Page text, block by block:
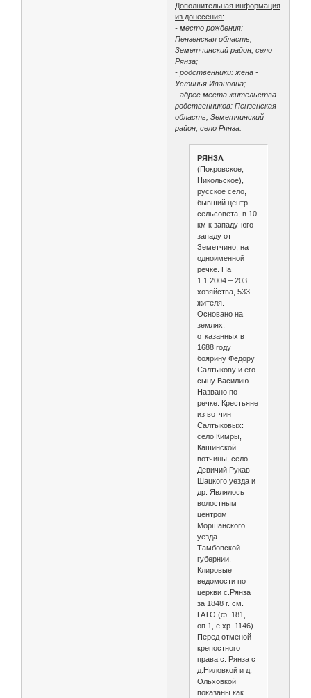
Дополнительная информация
из донесения:
- место рождения:
Пензенская область,
Земетчинский район, село
Рянза;
- родственники: жена -
Устинья Ивановна;
- адрес места жительства
родственников: Пензенская
область, Земетчинский
район, село Рянза.
РЯНЗА
(Покровское,
Никольское),
русское село,
бывший центр
сельсовета, в 10
км к западу-юго-
западу от
Земетчино, на
одноименной
речке. На
1.1.2004 – 203
хозяйства, 533
жителя.
Основано на
землях,
отказанных в
1688 году
боярину Федору
Салтыкову и его
сыну Василию.
Названо по
речке. Крестьяне
из вотчин
Салтыковых:
село Кимры,
Кашинской
вотчины, село
Девичий Рукав
Шацкого уезда и
др. Являлось
волостным
центром
Моршанского
уезда
Тамбовской
губернии.
Клировые
ведомости по
церкви с.Рянза
за 1848 г. см.
ГАТО (ф. 181,
оп.1, е.хр. 1146).
Перед отменой
крепостного
права с. Рянза с
д.Ниловкой и д.
Ольховкой
показаны как